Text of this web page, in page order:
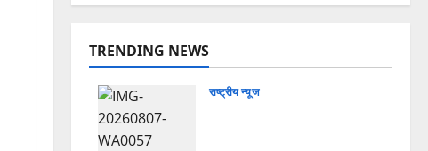
TRENDING NEWS
राष्ट्रीय न्यूज